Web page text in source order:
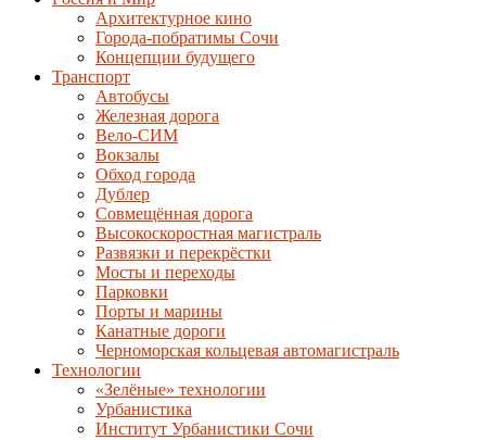
Архитектурное кино
Города-побратимы Сочи
Концепции будущего
Транспорт
Автобусы
Железная дорога
Вело-СИМ
Вокзалы
Обход города
Дублер
Совмещённая дорога
Высокоскоростная магистраль
Развязки и перекрёстки
Мосты и переходы
Парковки
Порты и марины
Канатные дороги
Черноморская кольцевая автомагистраль
Технологии
«Зелёные» технологии
Урбанистика
Институт Урбанистики Сочи